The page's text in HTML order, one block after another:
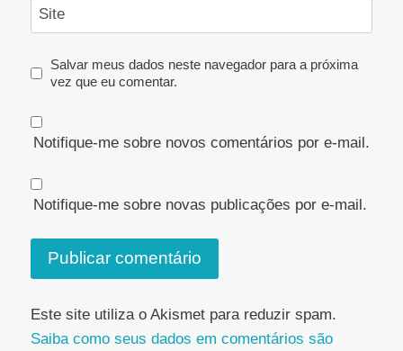
Site
Salvar meus dados neste navegador para a próxima
vez que eu comentar.
Notifique-me sobre novos comentários por e-mail.
Notifique-me sobre novas publicações por e-mail.
Este site utiliza o Akismet para reduzir spam.
Saiba como seus dados em comentários são